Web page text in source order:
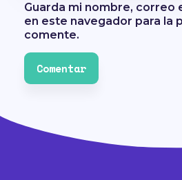
Guarda mi nombre, correo
en este navegador para la
comente.